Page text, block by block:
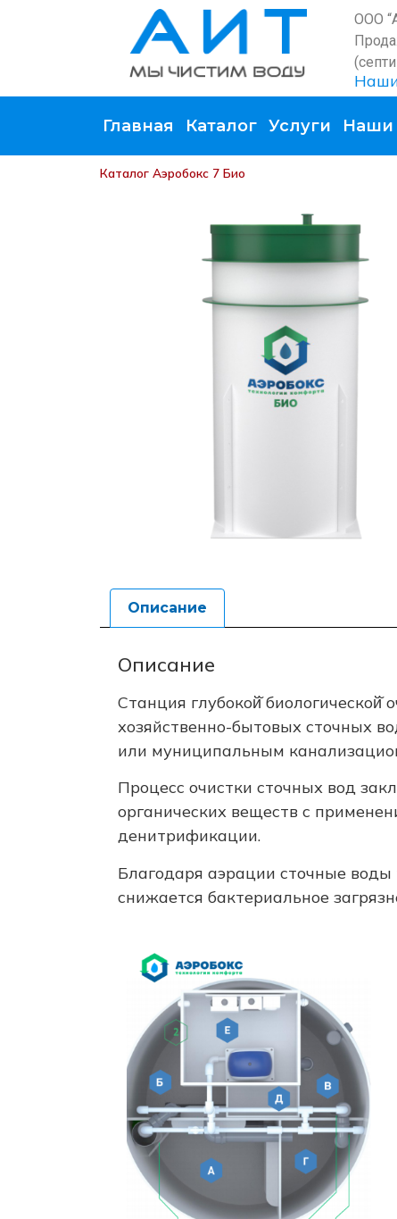
ООО
Главная Каталог Услуги Наши
Каталог Аэробокс 7 Био
Описание
Описание
Станция глубокой̆ биологической̆
хозяйственно-бытовых сточных
или муниципальным
Процесс очистки сточных вод
органических веществ с
денитрификации.
Благодаря аэрации сточные воды
снижается бактериальное